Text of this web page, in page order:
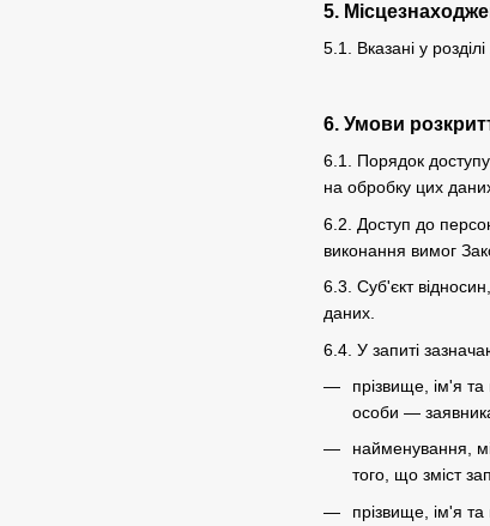
5.
5.1. Вказані у
6. Умови
6.1. Порядок
на обробку цих
6.2. Доступ до
виконання вимог
6.3. Суб'єкт
даних.
6.4. У запиті
прізвище, ім'я
особи —
найменування,
того, що зміст
прізвище, ім'я та